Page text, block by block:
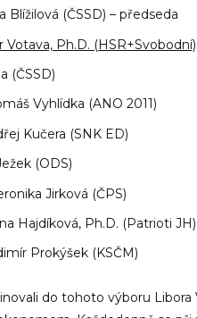
Blížilová (ČSSD) – předseda
Votava, Ph.D. (HSR+Svobodní)
(ČSSD)
Vyhlídka (ANO 2011)
Kučera (SNK ED)
(ODS)
Jirková (ČPS)
Hajdíková, Ph.D. (Patrioti JH)
Prokýšek (KSČM)
do tohoto výboru Libora